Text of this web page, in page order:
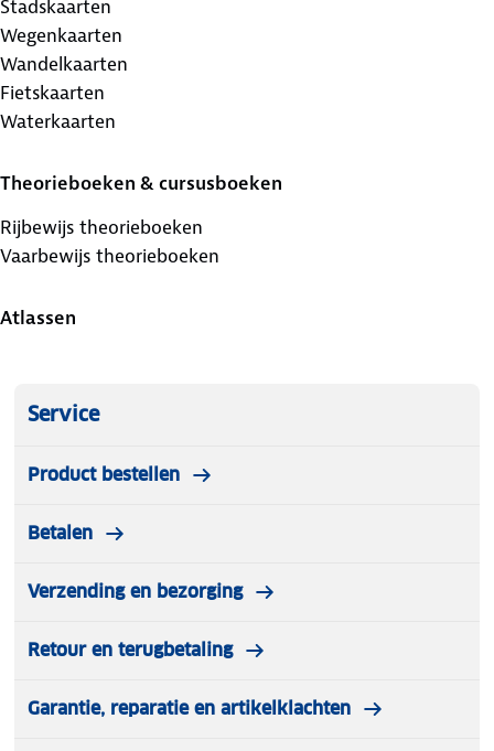
Stadskaarten
Wegenkaarten
Wandelkaarten
Fietskaarten
Waterkaarten
Theorieboeken & cursusboeken
Rijbewijs theorieboeken
Vaarbewijs theorieboeken
Atlassen
Service
Product bestellen
Betalen
Verzending en bezorging
Retour en terugbetaling
Garantie, reparatie en artikelklachten